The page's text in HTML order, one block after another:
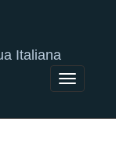
Italiana
Toggle